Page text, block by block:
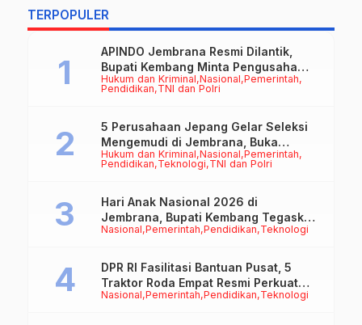
TERPOPULER
Hukum dan Kriminal Nasional Pemerintah
Pendidikan TNI dan Polri
APINDO Jembrana Resmi Dilantik,
Bupati Kembang Minta Pengusaha
Jadi Motor Penggerak Ekonomi
Hukum dan Kriminal Nasional Pemerintah
Pendidikan Teknologi TNI dan Polri
5 Perusahaan Jepang Gelar Seleksi
Mengemudi di Jembrana, Buka
Peluang Kerja bagi Calon PMI
Nasional Pemerintah Pendidikan Teknologi
Hari Anak Nasional 2026 di
Jembrana, Bupati Kembang Tegaskan
Pentingnya Karakter dan Budaya di
Nasional Pemerintah Pendidikan Teknologi
DPR RI Fasilitasi Bantuan Pusat, 5
Traktor Roda Empat Resmi Perkuat
Mekanisasi Pertanian Jembrana